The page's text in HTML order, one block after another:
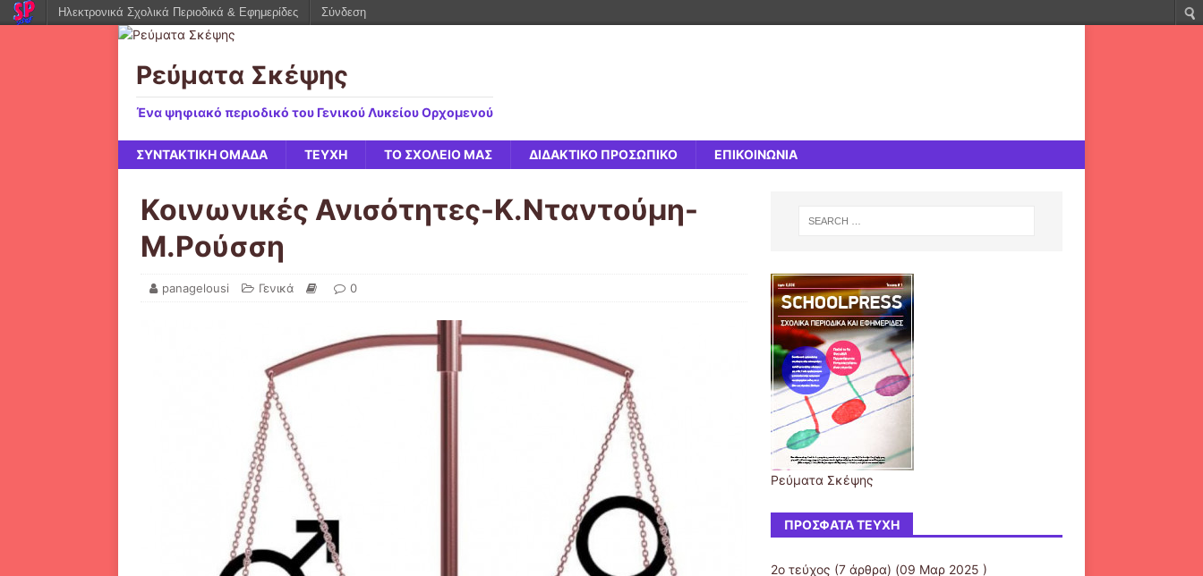
Ρεύματα Σκέψης
Ένα ψηφιακό περιοδικό του Γενικού Λυκείου Ορχομενού
ΣΥΝΤΑΚΤΙΚΗ ΟΜΑΔΑ ΤΕΥΧΗ ΤΟ ΣΧΟΛΕΙΟ ΜΑΣ ΔΙΔΑΚΤΙΚΟ ΠΡΟΣΩΠΙΚΟ ΕΠΙΚΟΙΝΩΝΙΑ
Κοινωνικές Ανισότητες-Κ.Νταντούμη-
Μ.Ρούσση
panagelousi Γενικά 0
Ρεύματα Σκέψης
ΠΡΌΣΦΑΤΑ ΤΕΎΧΗ
2o τεύχος (7 άρθρα) (09 Μαρ 2025 )
Ηλεκτρονικά Σχολικά Περιοδικά & Εφημερίδες Σύνδεση